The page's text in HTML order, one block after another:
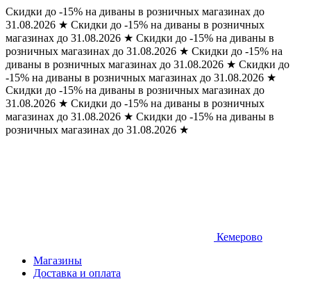
Скидки до -15% на диваны в розничных магазинах до
31.08.2026 ★ Скидки до -15% на диваны в розничных
магазинах до 31.08.2026 ★ Скидки до -15% на диваны в
розничных магазинах до 31.08.2026 ★ Скидки до -15% на
диваны в розничных магазинах до 31.08.2026 ★ Скидки до
-15% на диваны в розничных магазинах до 31.08.2026 ★
Скидки до -15% на диваны в розничных магазинах до
31.08.2026 ★ Скидки до -15% на диваны в розничных
магазинах до 31.08.2026 ★ Скидки до -15% на диваны в
розничных магазинах до 31.08.2026 ★
Кемерово
Магазины
Доставка и оплата